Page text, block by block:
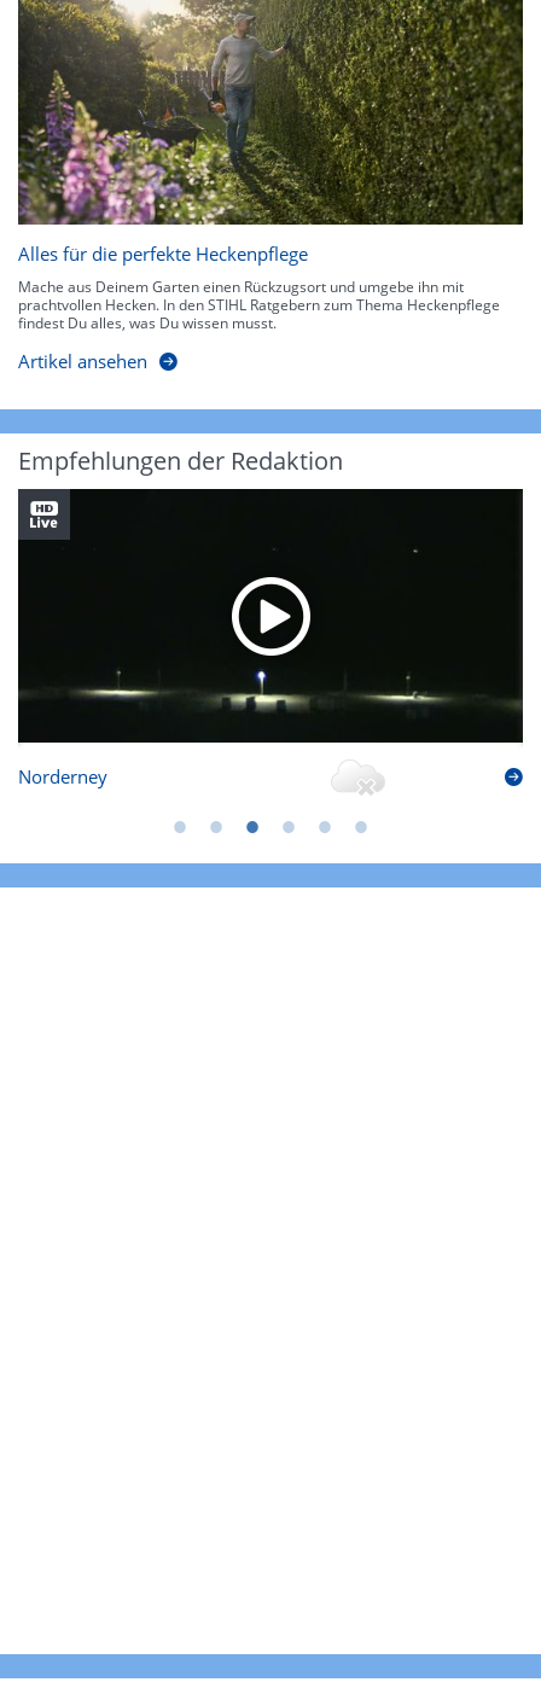
Alles für die perfekte Heckenpflege
Mache aus Deinem Garten einen Rückzugsort und umgebe ihn mit
prachtvollen Hecken. In den STIHL Ratgebern zum Thema Heckenpflege
findest Du alles, was Du wissen musst.
Artikel ansehen
Empfehlungen der Redaktion
Norderney